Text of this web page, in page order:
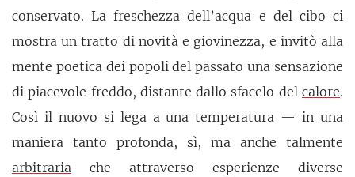
conservato. La freschezza dell’acqua e del cibo ci
mostra un tratto di novità e giovinezza, e invitò alla
mente poetica dei popoli del passato una sensazione
di piacevole freddo, distante dallo sfacelo del calore.
Così il nuovo si lega a una temperatura — in una
maniera tanto profonda, sì, ma anche talmente
arbitraria che attraverso esperienze diverse